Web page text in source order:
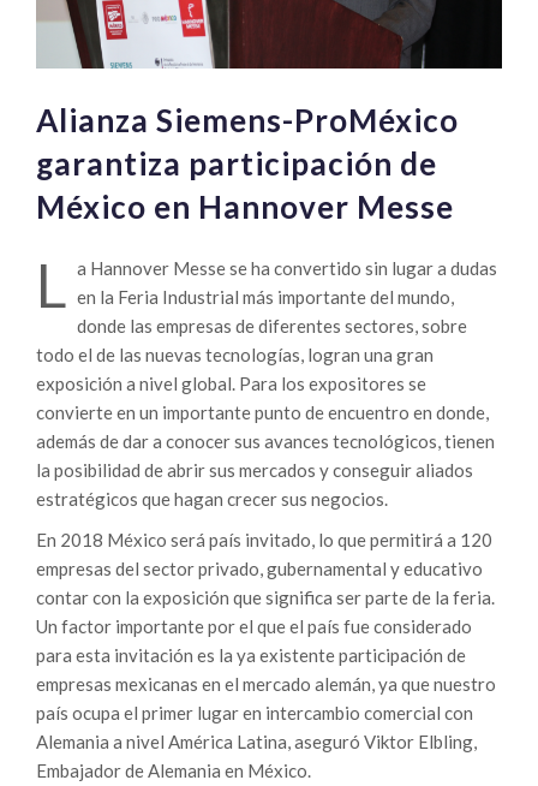
Alianza Siemens-ProMéxico
garantiza participación de
México en Hannover Messe
L a Hannover Messe se ha convertido sin lugar a dudas
en la Feria Industrial más importante del mundo,
donde las empresas de diferentes sectores, sobre
todo el de las nuevas tecnologías, logran una gran
exposición a nivel global. Para los expositores se
convierte en un importante punto de encuentro en donde,
además de dar a conocer sus avances tecnológicos, tienen
la posibilidad de abrir sus mercados y conseguir aliados
estratégicos que hagan crecer sus negocios.
En 2018 México será país invitado, lo que permitirá a 120
empresas del sector privado, gubernamental y educativo
contar con la exposición que significa ser parte de la feria.
Un factor importante por el que el país fue considerado
para esta invitación es la ya existente participación de
empresas mexicanas en el mercado alemán, ya que nuestro
país ocupa el primer lugar en intercambio comercial con
Alemania a nivel América Latina, aseguró Viktor Elbling,
Embajador de Alemania en México.